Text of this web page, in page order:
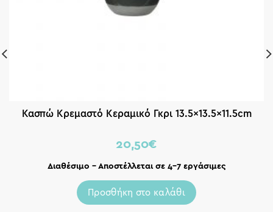
Κασπώ Κρεμαστό Κεραμικό Γκρι 13.5×13.5×11.5cm
20,50€
Διαθέσιμο – Αποστέλλεται σε 4-7 εργάσιμες
Προσθήκη στο καλάθι